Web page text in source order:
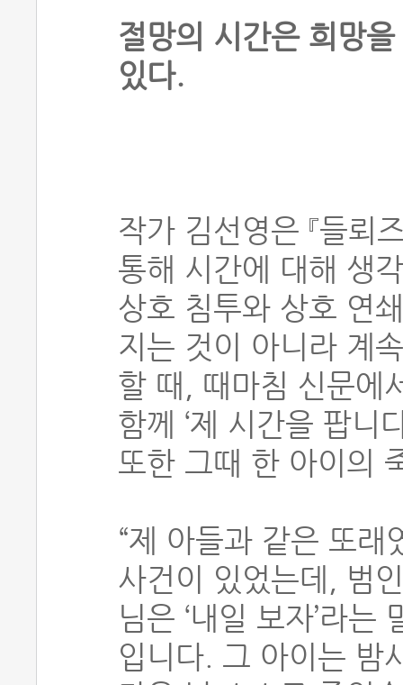
절망의 시간은 희망
있다.
작가 김선영은 『들뢰
통해 시간에 대해 생
상호 침투와 상호 연
지는 것이 아니라 계
할 때, 때마침 신문에
함께 ‘제 시간을 팝니
또한 그때 한 아이의
“제 아들과 같은 또
사건이 있었는데, 범
님은 ‘내일 보자’라
입니다. 그 아이는 밤